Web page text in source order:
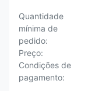
Quantidade
mínima de
pedido:
Preço:
Condições de
pagamento: